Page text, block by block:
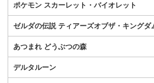
ポケモン スカーレット・バイオレット
ゼルダの伝説 ティアーズオブザ・キングダ
あつまれ どうぶつの森
デルタルーン